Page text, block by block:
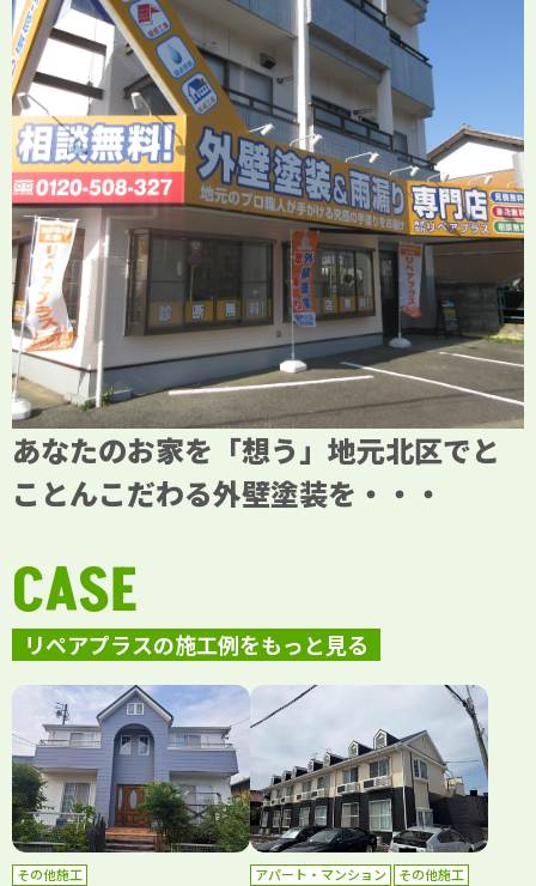
あなたのお家を「想う」地元北区でと
ことんこだわる外壁塗装を・・・
リペアプラスの施工例をもっと見る
CASE
その他施工 アパート・マンション
その他施工